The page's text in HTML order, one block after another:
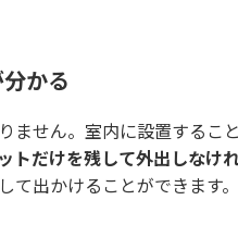
かる
せん。室内に設置すること
トだけを残して外出しなけ
て出かけることができます。